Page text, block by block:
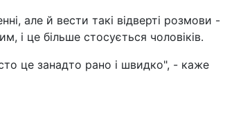
але й вести такі відверті розмови -
і це більше стосується чоловіків.
це занадто рано і швидко", - каже